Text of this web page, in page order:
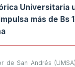
Universitaria
más de Bs
de San Andrés